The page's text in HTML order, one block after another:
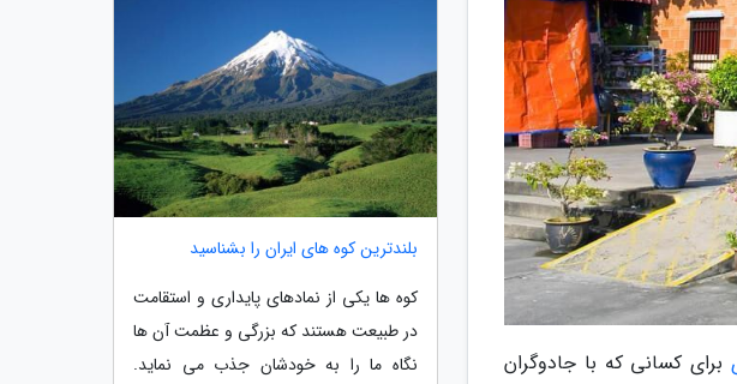
برای کسانی که با جادوگران
بلندترین کوه های ایران را بشناسید
کوه ها یکی از نمادهای پایداری و استقامت
در طبیعت هستند که بزرگی و عظمت آن ها
نگاه ما را به خودشان جذب می نماید.